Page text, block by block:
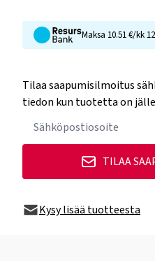
Maksa 10.51 €/kk
Tilaa saapumisilmoitus
tiedon kun tuotetta on
TILAA
Kysy lisää tuotteesta